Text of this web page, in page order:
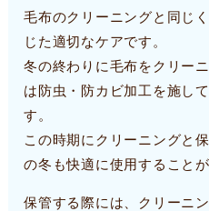
毛布のクリーニングと同じ
じた適切なケアです。
冬の終わりに毛布をクリー
は防虫・防カビ加工を施し
す。
この時期にクリーニングと
の冬も快適に使用することが
保管する際には、クリーニ